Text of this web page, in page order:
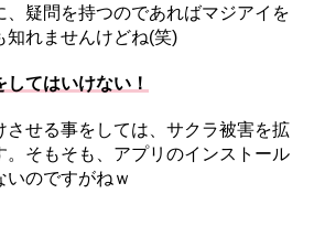
、疑問を持つのであればマジアイを
知れませんけどね(笑)
てはいけない！
させる事をしては、サクラ被害を拡
。そもそも、アプリのインストール
いのですがねｗ